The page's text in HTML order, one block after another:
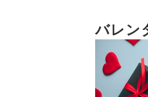
おしゃれな
人気ブラン
おしゃれな
バレン